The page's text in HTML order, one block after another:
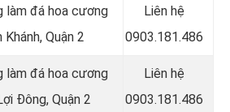
làm đá hoa cương
Quận 2
Liên hệ
0903.181.486
làm đá hoa cương
Đông, Quận 2
Liên hệ
0903.181.486